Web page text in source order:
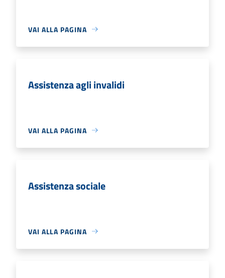
VAI ALLA PAGINA
Assistenza agli invalidi
VAI ALLA PAGINA
Assistenza sociale
VAI ALLA PAGINA